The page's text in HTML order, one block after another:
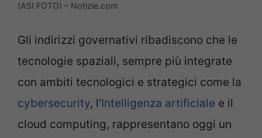
(ASI FOTO) – Notizie.com
Gli indirizzi governativi ribadiscono che le
tecnologie spaziali, sempre più integrate
con ambiti tecnologici e strategici come la
cybersecurity, l’Intelligenza artificiale e il
cloud computing, rappresentano oggi un